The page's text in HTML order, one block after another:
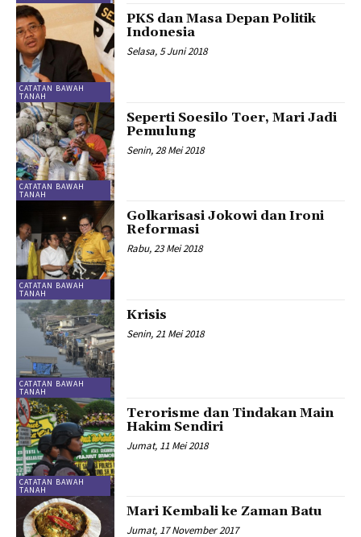
CATATAN BAWAH
TANAH
PKS dan Masa Depan Politik
Indonesia
Selasa, 5 Juni 2018
CATATAN BAWAH
TANAH
Seperti Soesilo Toer, Mari Jadi
Pemulung
Senin, 28 Mei 2018
CATATAN BAWAH
TANAH
Golkarisasi Jokowi dan Ironi
Reformasi
Rabu, 23 Mei 2018
CATATAN BAWAH
TANAH
Krisis
Senin, 21 Mei 2018
CATATAN BAWAH
TANAH
Terorisme dan Tindakan Main
Hakim Sendiri
Jumat, 11 Mei 2018
Mari Kembali ke Zaman Batu
Jumat, 17 November 2017